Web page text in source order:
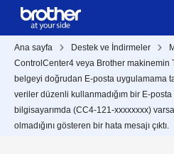
Ana sayfa Destek ve İndirmeler
ControlCenter4 veya Brother makinemin
belgeyi doğrudan E-posta uygulamama
veriler düzenli kullanmadığım bir E-
bilgisayarımda (CC4-121-xxxxxxxx)
olmadığını gösteren bir hata mesajı çıktı.